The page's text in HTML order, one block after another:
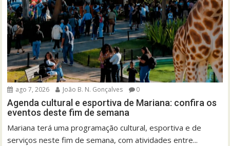
ago 7, 2026 João B. N. Gonçalves 0
Agenda cultural e esportiva de Mariana: confira os
eventos deste fim de semana
Mariana terá uma programação cultural, esportiva e de
serviços neste fim de semana, com atividades entre...